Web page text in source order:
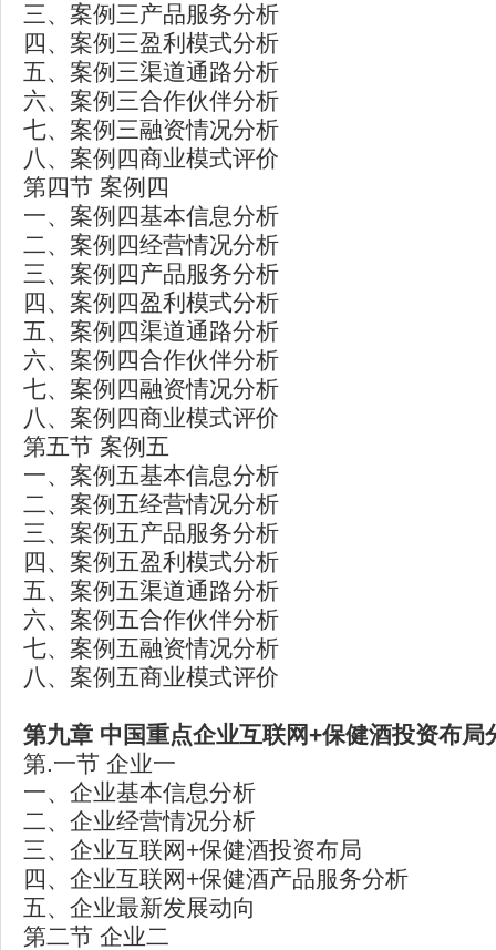
三、案例三产品服务分析
四、案例三盈利模式分析
五、案例三渠道通路分析
六、案例三合作伙伴分析
七、案例三融资情况分析
八、案例四商业模式评价
第四节 案例四
一、案例四基本信息分析
二、案例四经营情况分析
三、案例四产品服务分析
四、案例四盈利模式分析
五、案例四渠道通路分析
六、案例四合作伙伴分析
七、案例四融资情况分析
八、案例四商业模式评价
第五节 案例五
一、案例五基本信息分析
二、案例五经营情况分析
三、案例五产品服务分析
四、案例五盈利模式分析
五、案例五渠道通路分析
六、案例五合作伙伴分析
七、案例五融资情况分析
八、案例五商业模式评价
第九章 中国重点企业互联网+保健酒投资布局
第.一节 企业一
一、企业基本信息分析
二、企业经营情况分析
三、企业互联网+保健酒投资布局
四、企业互联网+保健酒产品服务分析
五、企业最新发展动向
第二节 企业二